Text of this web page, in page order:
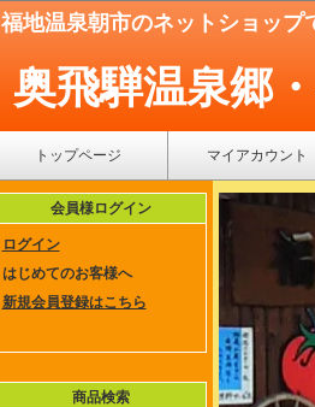
福地温泉朝市のネットショッ
奥飛騨温泉郷
トップページ マイアカウント
会員様ログイン
ログイン
はじめてのお客様へ
新規会員登録はこちら
商品検索